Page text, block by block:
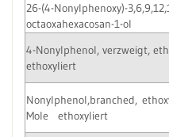
26-(4-Nonylphenoxy)-
octaoxahexacosan-1-ol
4-Nonylphenol, verzweigt,
ethoxyliert
Nonylphenol,branched,
Mole ethoxyliert